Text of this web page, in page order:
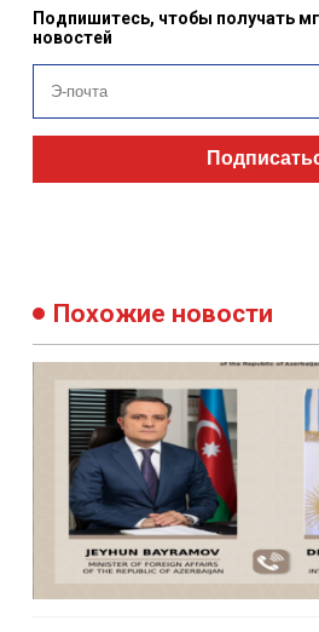
Подпишитесь, чтобы получать
новостей
Похожие новости